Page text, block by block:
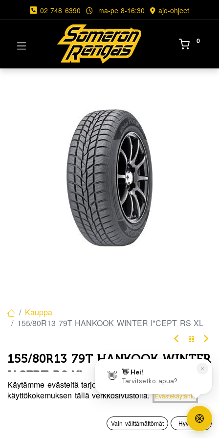
Hinta:
Lisää ostoskoriin
0
Toivelista Tili
02 748 6390 ma-pe 8-16:30 ajo-ohjeet
0
Kauppa
155/80R13 79T HANKOOK WINTER I*CEPT RS XL
155/80R13 79T HANKOOK WINTER
I*CEPT RS XL
EAN:8808563361956 Tuotekoodi:276131
Käytämme evästeitä tarjotaksemme sinulle paremman
käyttökokemuksen tällä verkkosivustolla.
Evästekäytäntö
Vain välttämättömät Hyväksyn